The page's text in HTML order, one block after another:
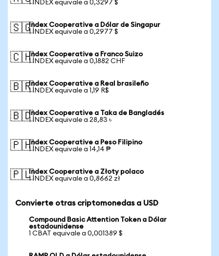
1 INDEX equivale a 0,3297 $
🇸🇬Index Cooperative a Dólar de Singapur
1 INDEX equivale a 0,2977 $
🇨🇭Index Cooperative a Franco Suizo
1 INDEX equivale a 0,1882 CHF
🇧🇷Index Cooperative a Real brasileño
1 INDEX equivale a 1,19 R$
🇧🇩Index Cooperative a Taka de Bangladés
1 INDEX equivale a 28,83 ৳
🇵🇭Index Cooperative a Peso Filipino
1 INDEX equivale a 14,14 ₱
🇵🇱Index Cooperative a Złoty polaco
1 INDEX equivale a 0,8662 zł
Convierte otras criptomonedas a USD
Compound Basic Attention Token a Dólar
estadounidense
1 CBAT equivale a 0,001389 $